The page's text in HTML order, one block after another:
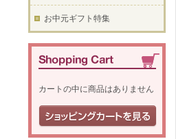
お中元ギフト特集
カートの中に商品はありません